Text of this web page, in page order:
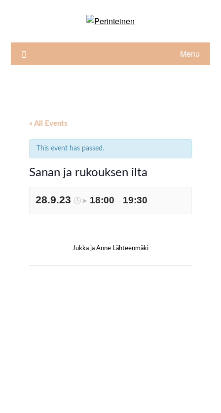
Menu
« All Events
This event has passed.
Sanan ja rukouksen ilta
28.9.23 🕓➤ 18:00 – 19:30
Jukka ja Anne Lähteenmäki